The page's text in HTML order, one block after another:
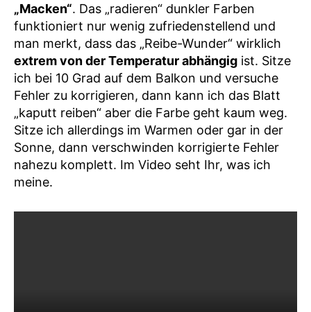
„Macken“. Das „radieren“ dunkler Farben
funktioniert nur wenig zufriedenstellend und
man merkt, dass das „Reibe-Wunder“ wirklich
extrem von der Temperatur abhängig ist. Sitze
ich bei 10 Grad auf dem Balkon und versuche
Fehler zu korrigieren, dann kann ich das Blatt
„kaputt reiben“ aber die Farbe geht kaum weg.
Sitze ich allerdings im Warmen oder gar in der
Sonne, dann verschwinden korrigierte Fehler
nahezu komplett. Im Video seht Ihr, was ich
meine.